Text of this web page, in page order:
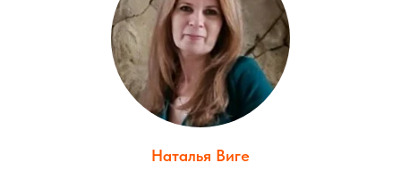
Наталья Виге